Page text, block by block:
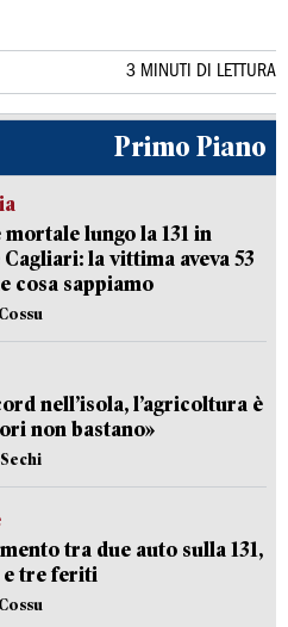
3 MINUTI DI LETTURA
Primo Piano
lungo la 131 in
la vittima aveva 53
cosa sappiamo
nell’isola, l’agricoltura è
non bastano»
tra due auto sulla 131,
tre feriti